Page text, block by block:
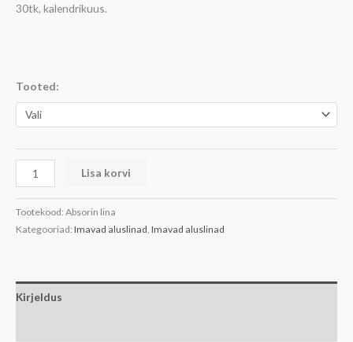
30tk, kalendrikuus.
Tooted:
Lisa korvi
Tootekood: Absorin lina
Kategooriad: Imavad aluslinad, Imavad aluslinad
Kirjeldus